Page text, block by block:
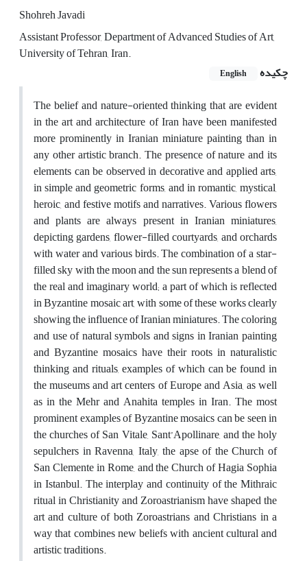
Shohreh Javadi
Assistant Professor, Department of Advanced Studies of Art,
University of Tehran, Iran.
چکیده
English
The belief and nature-oriented thinking that are evident
in the art and architecture of Iran have been manifested
more prominently in Iranian miniature painting than in
any other artistic branch. The presence of nature and its
elements can be observed in decorative and applied arts,
in simple and geometric forms, and in romantic, mystical,
heroic, and festive motifs and narratives. Various flowers
and plants are always present in Iranian miniatures,
depicting gardens, flower-filled courtyards, and orchards
with water and various birds. The combination of a star-
filled sky with the moon and the sun represents a blend of
the real and imaginary world; a part of which is reflected
in Byzantine mosaic art, with some of these works clearly
showing the influence of Iranian miniatures. The coloring
and use of natural symbols and signs in Iranian painting
and Byzantine mosaics have their roots in naturalistic
thinking and rituals, examples of which can be found in
the museums and art centers of Europe and Asia, as well
as in the Mehr and Anahita temples in Iran. The most
prominent examples of Byzantine mosaics can be seen in
the churches of San Vitale, Sant’Apollinare, and the holy
sepulchers in Ravenna, Italy, the apse of the Church of
San Clemente in Rome, and the Church of Hagia Sophia
in Istanbul. The interplay and continuity of the Mithraic
ritual in Christianity and Zoroastrianism have shaped the
art and culture of both Zoroastrians and Christians in a
way that combines new beliefs with ancient cultural and
artistic traditions.